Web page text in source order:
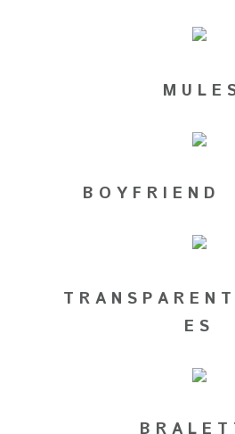
M U L E
B O Y F R I E N
T R A N S P A R E
E S